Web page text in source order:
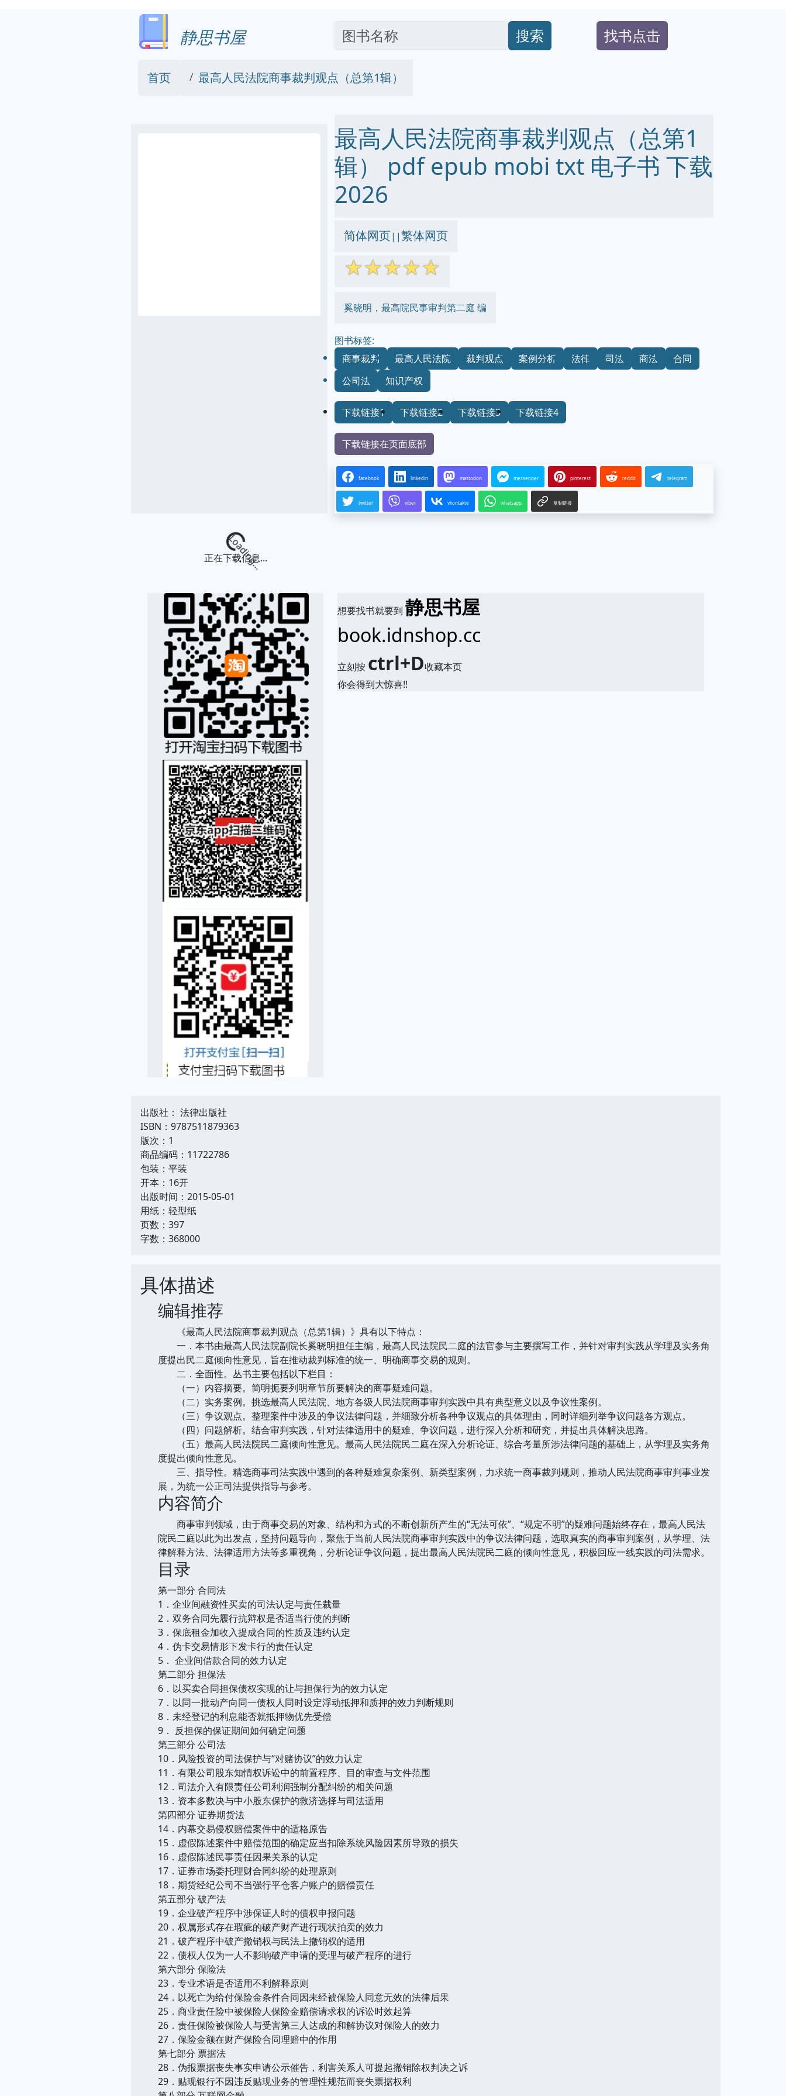
静思书屋 搜索 找书点击
首页 最高人民法院商事裁判观点（总第1辑）
最高人民法院商事裁判观点（总第1
辑） pdf epub mobi txt 电子书 下载
2026
简体网页||繁体网页
☆☆☆☆☆
奚晓明，最高院民事审判第二庭 编
图书标签:
商事裁判
最高人民法院 裁判观点 案例分析 法律 司法 商法
合同
公司法
知识产权
下载链接1 下载链接2 下载链接3 下载链接4
下载链接在页面底部
facebook linkedin mastodon messenger pinterest reddit telegram
twitter viber vkontakte whatsapp 复制链接
Loading...
正在下载信息...
想要找书就要到静思书屋
book.idnshop.cc
立刻按 ctrl+D收藏本页
你会得到大惊喜!!
出版社： 法律出版社
ISBN：9787511879363
版次：1
商品编码：11722786
包装：平装
开本：16开
出版时间：2015-05-01
用纸：轻型纸
页数：397
字数：368000
具体描述
编辑推荐
《最高人民法院商事裁判观点（总第1辑）》具有以下特点：
一．本书由最高人民法院副院长奚晓明担任主编，最高人民法院民二庭的法官参与主要撰写工作，并针对审判实践从学理及实务角
度提出民二庭倾向性意见，旨在推动裁判标准的统一、明确商事交易的规则。
二．全面性。丛书主要包括以下栏目：
（一）内容摘要。简明扼要列明章节所要解决的商事疑难问题。
（二）实务案例。挑选最高人民法院、地方各级人民法院商事审判实践中具有典型意义以及争议性案例。
（三）争议观点。整理案件中涉及的争议法律问题，并细致分析各种争议观点的具体理由，同时详细列举争议问题各方观点。
（四）问题解析。结合审判实践，针对法律适用中的疑难、争议问题，进行深入分析和研究，并提出具体解决思路。
（五）最高人民法院民二庭倾向性意见。最高人民法院民二庭在深入分析论证、综合考量所涉法律问题的基础上，从学理及实务角
度提出倾向性意见。
三、指导性。精选商事司法实践中遇到的各种疑难复杂案例、新类型案例，力求统一商事裁判规则，推动人民法院商事审判事业发
展，为统一公正司法提供指导与参考。
内容简介
商事审判领域，由于商事交易的对象、结构和方式的不断创新所产生的“无法可依”、“规定不明”的疑难问题始终存在，最高人民法
院民二庭以此为出发点，坚持问题导向，聚焦于当前人民法院商事审判实践中的争议法律问题，选取真实的商事审判案例，从学理、法
律解释方法、法律适用方法等多重视角，分析论证争议问题，提出最高人民法院民二庭的倾向性意见，积极回应一线实践的司法需求。
目录
第一部分 合同法
1．企业间融资性买卖的司法认定与责任裁量
2．双务合同先履行抗辩权是否适当行使的判断
3．保底租金加收入提成合同的性质及违约认定
4．伪卡交易情形下发卡行的责任认定
5． 企业间借款合同的效力认定
第二部分 担保法
6．以买卖合同担保债权实现的让与担保行为的效力认定
7．以同一批动产向同一债权人同时设定浮动抵押和质押的效力判断规则
8．未经登记的利息能否就抵押物优先受偿
9． 反担保的保证期间如何确定问题
第三部分 公司法
10．风险投资的司法保护与“对赌协议”的效力认定
11．有限公司股东知情权诉讼中的前置程序、目的审查与文件范围
12．司法介入有限责任公司利润强制分配纠纷的相关问题
13．资本多数决与中小股东保护的救济选择与司法适用
第四部分 证券期货法
14．内幕交易侵权赔偿案件中的适格原告
15．虚假陈述案件中赔偿范围的确定应当扣除系统风险因素所导致的损失
16．虚假陈述民事责任因果关系的认定
17．证券市场委托理财合同纠纷的处理原则
18．期货经纪公司不当强行平仓客户账户的赔偿责任
第五部分 破产法
19．企业破产程序中涉保证人时的债权申报问题
20．权属形式存在瑕疵的破产财产进行现状拍卖的效力
21．破产程序中破产撤销权与民法上撤销权的适用
22．债权人仅为一人不影响破产申请的受理与破产程序的进行
第六部分 保险法
23．专业术语是否适用不利解释原则
24．以死亡为给付保险金条件合同因未经被保险人同意无效的法律后果
25．商业责任险中被保险人保险金赔偿请求权的诉讼时效起算
26．责任保险被保险人与受害第三人达成的和解协议对保险人的效力
27．保险金额在财产保险合同理赔中的作用
第七部分 票据法
28．伪报票据丧失事实申请公示催告，利害关系人可提起撤销除权判决之诉
29．贴现银行不因违反贴现业务的管理性规范而丧失票据权利